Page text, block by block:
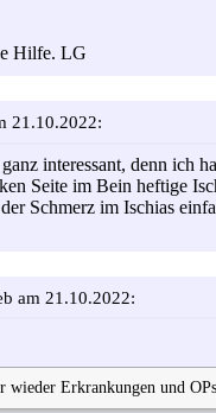
Hilfe. LG
21.10.2022:
interessant, denn ich
Seite im Bein heftige
Schmerz im Ischias
am 21.10.2022:
wieder Erkrankungen und OPs